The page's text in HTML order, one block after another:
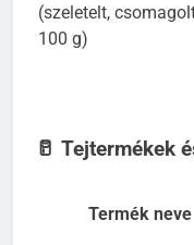
(szeletelt,
100 g)
🥛 Tejtermékek
Termék neve